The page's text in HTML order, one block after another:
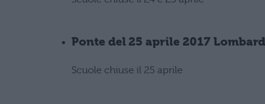
Ponte del 25 aprile 2017
Scuole chiuse il 25 aprile